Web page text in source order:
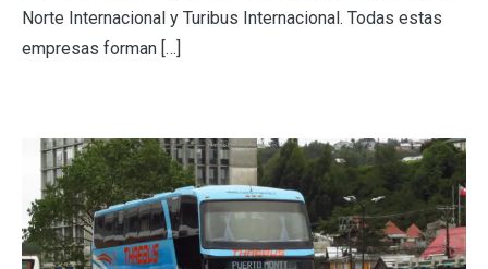
Norte Internacional y Turibus Internacional. Todas estas
empresas forman […]